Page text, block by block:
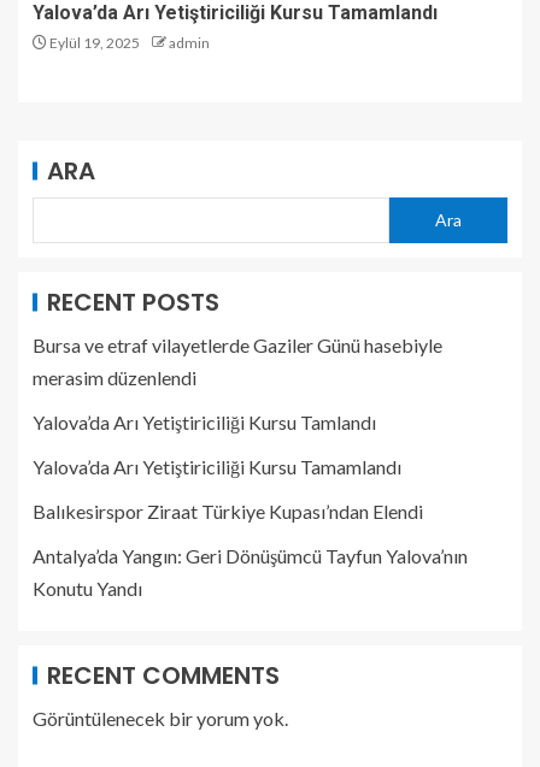
Yalova’da Arı Yetiştiriciliği Kursu Tamamlandı
Eylül 19, 2025 admin
ARA
Ara
RECENT POSTS
Bursa ve etraf vilayetlerde Gaziler Günü hasebiyle
merasim düzenlendi
Yalova’da Arı Yetiştiriciliği Kursu Tamlandı
Yalova’da Arı Yetiştiriciliği Kursu Tamamlandı
Balıkesirspor Ziraat Türkiye Kupası’ndan Elendi
Antalya’da Yangın: Geri Dönüşümcü Tayfun Yalova’nın
Konutu Yandı
RECENT COMMENTS
Görüntülenecek bir yorum yok.